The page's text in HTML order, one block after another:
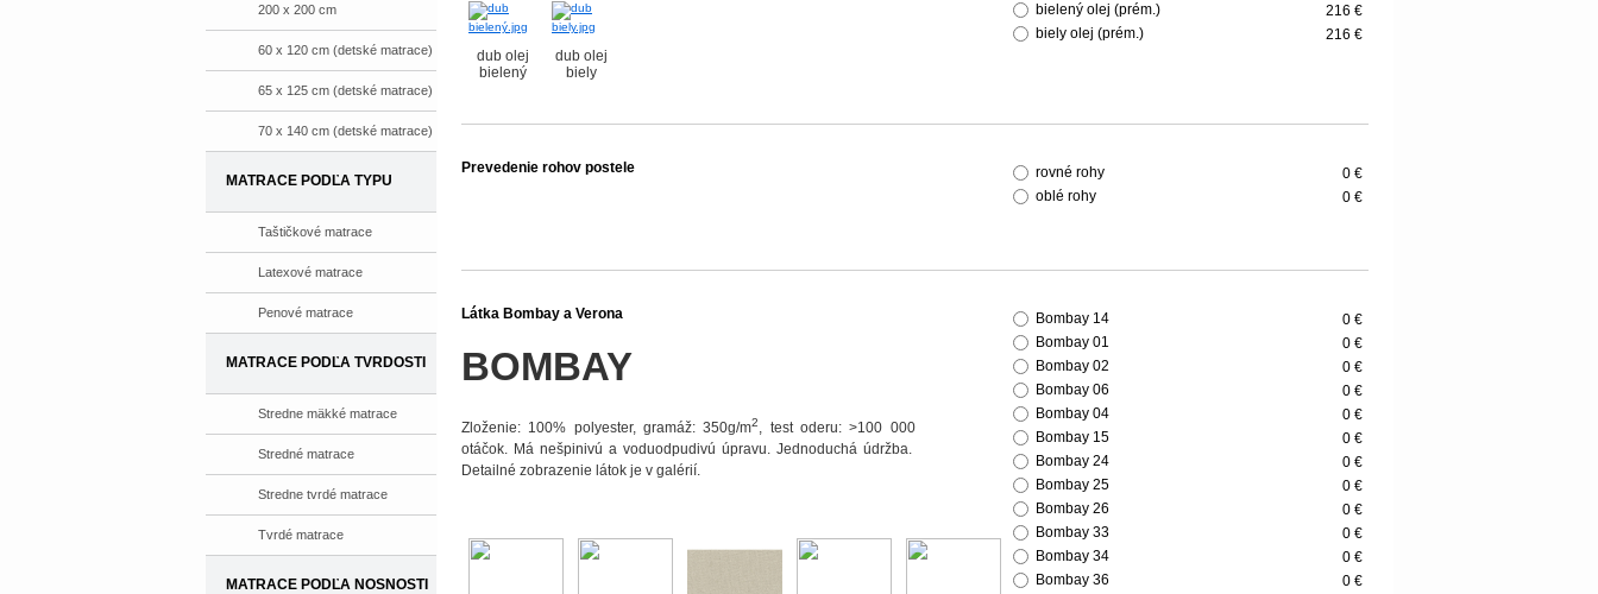
dub olej
bielený
dub olej
biely
bielený olej (prém.)
216 €
biely olej (prém.)
216 €
Prevedenie rohov postele rovné rohy
0 €
oblé rohy
0 €
Látka Bombay a Verona
BOMBAY
Zloženie: 100% polyester, gramáž: 350g/m2, test oderu: >100 000
otáčok. Má nešpinivú a voduodpudivú úpravu. Jednoduchá údržba.
Detailné zobrazenie látok je v galérií.
Bombay 14
0 €
Bombay 01
0 €
Bombay 02
0 €
Bombay 06
0 €
Bombay 04
0 €
Bombay 15
0 €
Bombay 24
0 €
Bombay 25
0 €
Bombay 26
0 €
Bombay 33
0 €
Bombay 34
0 €
Bombay 36
0 €
200 x 200 cm
60 x 120 cm (detské matrace)
65 x 125 cm (detské matrace)
70 x 140 cm (detské matrace)
MATRACE PODĽA TYPU
Taštičkové matrace
Latexové matrace
Penové matrace
MATRACE PODĽA TVRDOSTI
Stredne mäkké matrace
Stredné matrace
Stredne tvrdé matrace
Tvrdé matrace
MATRACE PODĽA NOSNOSTI